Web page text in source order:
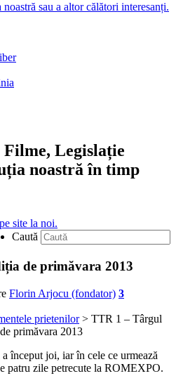
sau a altor călători interesanți.
Filme, Legislație
noastră în timp
site la noi.
Caută
de primăvara 2013
Florin Arjocu (fondator) 3
prietenilor> TTR 1 – Târgul
primăvara 2013
început joi, iar în cele ce urmează
patru zile petrecute la ROMEXPO.